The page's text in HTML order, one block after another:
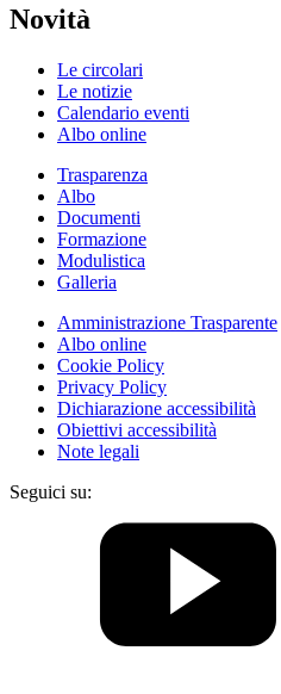
Novità
Le circolari
Le notizie
Calendario eventi
Albo online
Trasparenza
Albo
Documenti
Formazione
Modulistica
Galleria
Amministrazione Trasparente
Albo online
Cookie Policy
Privacy Policy
Dichiarazione accessibilità
Obiettivi accessibilità
Note legali
Seguici su: